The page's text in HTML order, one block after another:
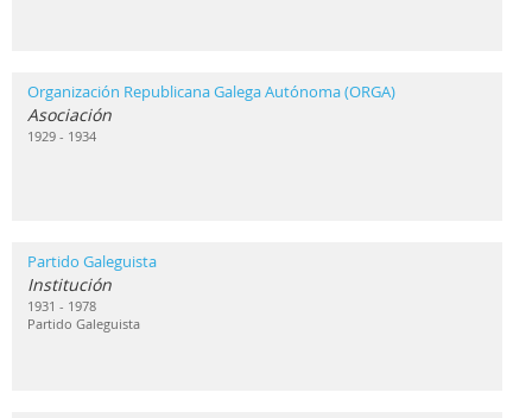
Organización Republicana Galega Autónoma (ORGA)
Asociación
1929 - 1934
Partido Galeguista
Institución
1931 - 1978
Partido Galeguista